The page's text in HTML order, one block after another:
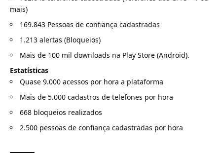
mais)
169.843 Pessoas de confiança cadastradas
1.213 alertas (Bloqueios)
Mais de 100 mil downloads na Play Store (Android).
Estatísticas
Quase 9.000 acessos por hora a plataforma
Mais de 5.000 cadastros de telefones por hora
668 bloqueios realizados
2.500 pessoas de confiança cadastradas por hora